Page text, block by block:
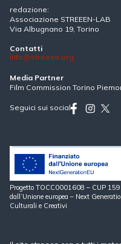
redazione:
Associazione STREEEN-LAB
Via Albugnano 19, Torino
Contatti
info@streeen.org
Media Partner
Film Commission Torino
Seguici sui social
Progetto TOCC0001608 – CUP
dall’Unione europea – Next
Culturali e Creativi